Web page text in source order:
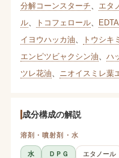
分解コーンスターチ
エタ
ル、 トコフェロール、
イヨウハッカ油
トウシキ
エンピツビャクシン油
ハ
ツレ花油
ニオイスミレ葉
成分構成の解説
溶剤・噴射剤・水
水 ＤＰＧ エタノール